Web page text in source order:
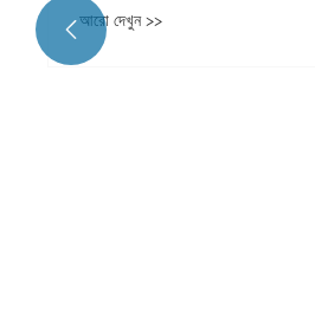
আরো দেখুন >>
